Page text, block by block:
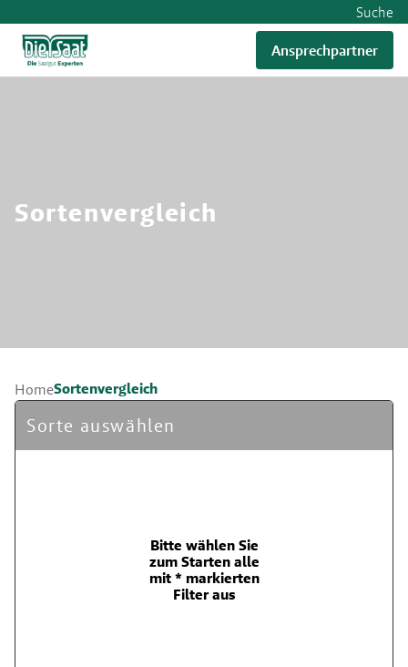
Suche
Ansprechpartner
Sortenvergleich
HomeSortenvergleich
Sorte auswählen
Bitte wählen Sie
zum Starten alle
mit * markierten
Filter aus